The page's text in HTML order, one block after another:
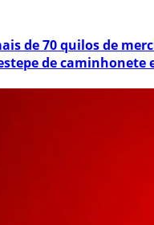
de 70 quilos de
de caminhonete